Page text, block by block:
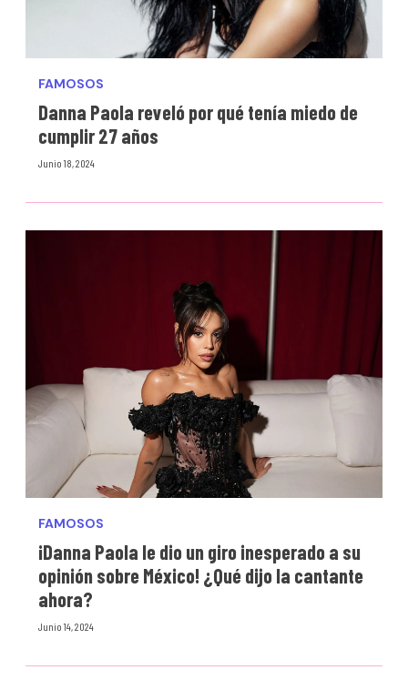
FAMOSOS
Danna Paola reveló por qué tenía miedo de
cumplir 27 años
Junio 18, 2024
FAMOSOS
¡Danna Paola le dio un giro inesperado a su
opinión sobre México! ¿Qué dijo la cantante
ahora?
Junio 14, 2024